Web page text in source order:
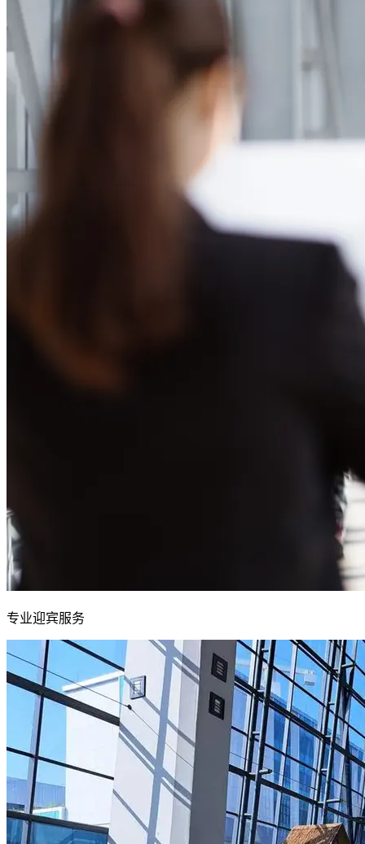
专业迎宾服务